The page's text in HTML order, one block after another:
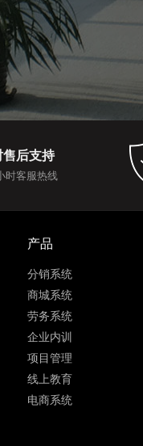
售后支持
时客服热线
产品
分销系统
商城系统
劳务系统
企业内训
项目管理
线上教育
电商系统